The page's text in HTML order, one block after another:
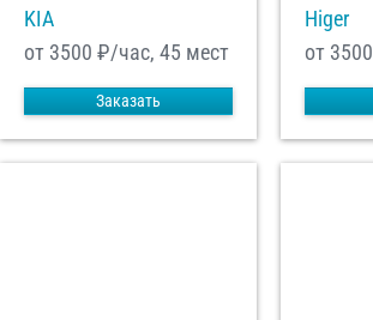
KIA
от 3500 ₽/час, 45 мест
Заказать
Higer
от 3500